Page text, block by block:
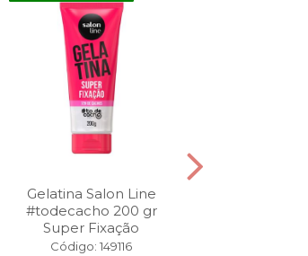
Gelatina Salon Line
#todecacho 200 gr
Super Fixação
Código: 149116